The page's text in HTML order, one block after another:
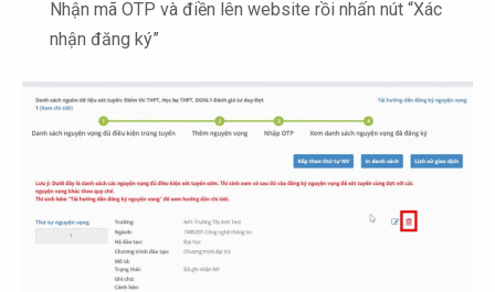
Nhận mã OTP và điền lên website rồi nhấn nút “Xác
nhận đăng ký”